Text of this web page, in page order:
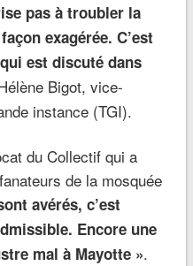
pas à troubler la
exagérée. C’est
est discuté dans
Bigot, vice-
instance (TGI).
du Collectif qui a
de la mosquée
avérés, c’est
Encore une
mal à Mayotte ».